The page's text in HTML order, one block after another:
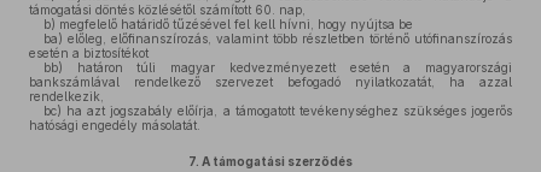
támogatási döntés közlésétől számított 60. nap,
b) megfelelő határidő tűzésével fel kell hívni, hogy nyújtsa be
ba) előleg, előfinanszírozás, valamint több részletben történő utófinanszírozás
esetén a biztosítékot
bb) határon túli magyar kedvezményezett esetén a magyarországi
bankszámlával rendelkező szervezet befogadó nyilatkozatát, ha azzal
rendelkezik,
bc) ha azt jogszabály előírja, a támogatott tevékenységhez szükséges jogerős
hatósági engedély másolatát.
7. A támogatási szerződés